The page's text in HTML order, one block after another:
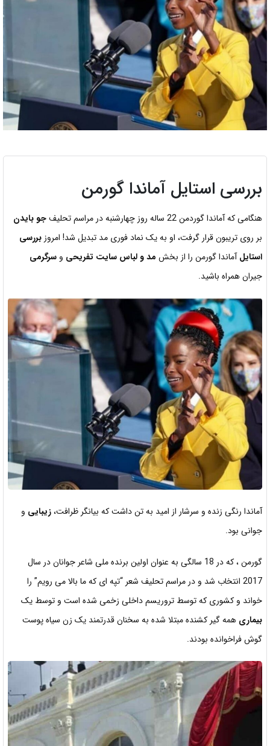
بررسی استایل آماندا گورمن
هنگامی که آماندا گوردمن 22 ساله روز چهارشنبه در مراسم تحلیف
جو بایدن
بر روی تریبون قرار گرفت، او به یک نماد فوری مد تبدیل شد! امروز بررسی
استایلآماندا گورمن را از بخش مد و لباس سایت تفریحی و سرگرمی
جیران همراه باشید.
آماندا رنگی زنده و سرشار از امید به تن داشت که بیانگر ظرافت،زیبایی و
جوانی بود.
گورمن ، که در 18 سالگی به عنوان اولین برنده ملی شاعر جوانان در سال
2017 انتخاب شد و
در مراسم تحلیف شعر “تپه ای که ما بالا می رویم” را
خواند و کشوری که توسط تروریسم داخلی زخمی شده است و توسط یک
بیماری همه گیر کشنده مبتلا شده به سخنان قدرتمند یک زن سیاه پوست
گوش فراخوانده بودند.